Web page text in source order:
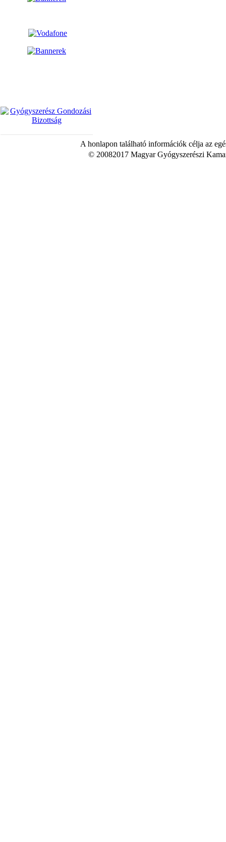
A honlapon található információk célja az
© 20082017 Magyar Gyógyszerészi